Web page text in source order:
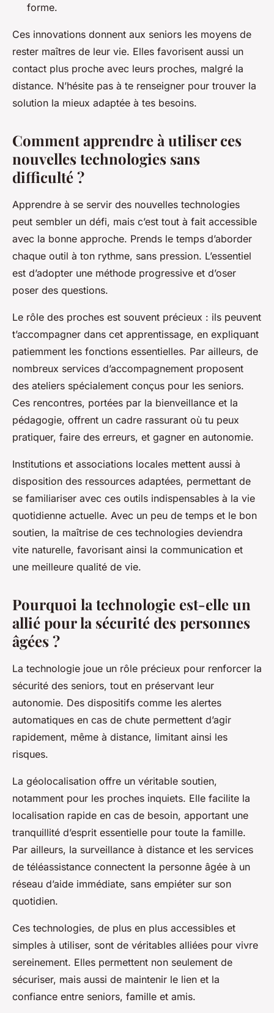
forme.
Ces innovations donnent aux seniors les moyens de
rester maîtres de leur vie. Elles favorisent aussi un
contact plus proche avec leurs proches, malgré la
distance. N’hésite pas à te renseigner pour trouver la
solution la mieux adaptée à tes besoins.
Comment apprendre à utiliser ces
nouvelles technologies sans
difficulté ?
Apprendre à se servir des nouvelles technologies
peut sembler un défi, mais c’est tout à fait accessible
avec la bonne approche. Prends le temps d’aborder
chaque outil à ton rythme, sans pression. L’essentiel
est d’adopter une méthode progressive et d’oser
poser des questions.
Le rôle des proches est souvent précieux : ils peuvent
t’accompagner dans cet apprentissage, en expliquant
patiemment les fonctions essentielles. Par ailleurs, de
nombreux services d’accompagnement proposent
des ateliers spécialement conçus pour les seniors.
Ces rencontres, portées par la bienveillance et la
pédagogie, offrent un cadre rassurant où tu peux
pratiquer, faire des erreurs, et gagner en autonomie.
Institutions et associations locales mettent aussi à
disposition des ressources adaptées, permettant de
se familiariser avec ces outils indispensables à la vie
quotidienne actuelle. Avec un peu de temps et le bon
soutien, la maîtrise de ces technologies deviendra
vite naturelle, favorisant ainsi la communication et
une meilleure qualité de vie.
Pourquoi la technologie est-elle un
allié pour la sécurité des personnes
âgées ?
La technologie joue un rôle précieux pour renforcer la
sécurité des seniors, tout en préservant leur
autonomie. Des dispositifs comme les alertes
automatiques en cas de chute permettent d’agir
rapidement, même à distance, limitant ainsi les
risques.
La géolocalisation offre un véritable soutien,
notamment pour les proches inquiets. Elle facilite la
localisation rapide en cas de besoin, apportant une
tranquillité d’esprit essentielle pour toute la famille.
Par ailleurs, la surveillance à distance et les services
de téléassistance connectent la personne âgée à un
réseau d’aide immédiate, sans empiéter sur son
quotidien.
Ces technologies, de plus en plus accessibles et
simples à utiliser, sont de véritables alliées pour vivre
sereinement. Elles permettent non seulement de
sécuriser, mais aussi de maintenir le lien et la
confiance entre seniors, famille et amis.